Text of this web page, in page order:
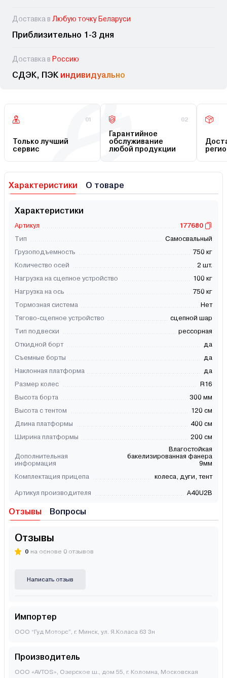
Доставка в Любую точку Беларуси
Приблизительно 1-3 дня
Доставка в Россию
СДЭК, ПЭК индивидуально
01
Только лучший
сервис
02
Гарантийное
обслуживание
любой продукции
Характеристики О товаре
Характеристики
Артикул
177680
Тип
Самосвальный
Грузоподъемность
750 кг
Количество осей
2 шт.
Нагрузка на сцепное устройство
100 кг
Нагрузка на ось
750 кг
Тормозная система
Нет
Тягово-сцепное устройство
сцепной шар
Тип подвески
рессорная
Откидной борт
да
Съемные борты
да
Наклонная платформа
да
Размер колес
R16
Высота борта
300 мм
Высота с тентом
120 см
Длина платформы
400 см
Ширина платформы
200 см
Дополнительная
информация
Влагостойкая
бакелизированная фанера
9мм
Комплектация прицепа
колеса, дуги, тент
Артикул производителя A40U2B
Отзывы Вопросы
Отзывы
0 на основе 0 отзывов
Написать отзыв
Импортер
ООО “Гуд Моторс”, г. Минск, ул. Я.Коласа 63 3н
Производитель
ООО «AVTOS», Озерское ш., дом 55, г. Коломна, Московская